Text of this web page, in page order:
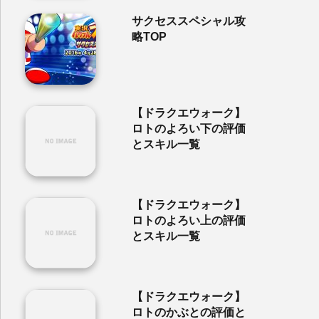
サクセススペシャル攻
略TOP
【ドラクエウォーク】
ロトのよろい下の評価
とスキル一覧
【ドラクエウォーク】
ロトのよろい上の評価
とスキル一覧
【ドラクエウォーク】
ロトのかぶとの評価と